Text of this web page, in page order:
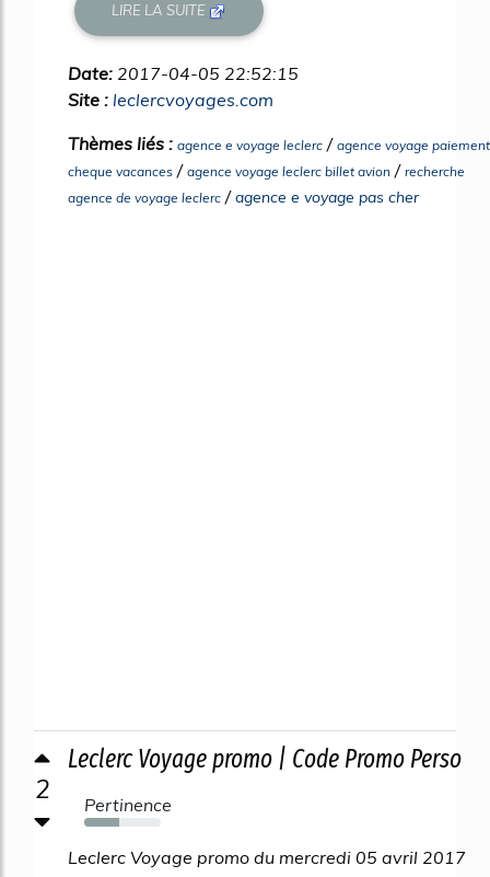
LIRE LA SUITE
Date: 2017-04-05 22:52:15
Site : leclercvoyages.com
Thèmes liés : agence e voyage leclerc / agence voyage paiement
cheque vacances / agence voyage leclerc billet avion / recherche
agence de voyage leclerc /agence e voyage pas cher
2
Leclerc Voyage promo | Code Promo Perso
Pertinence
46%
Leclerc Voyage promo du mercredi 05 avril 2017